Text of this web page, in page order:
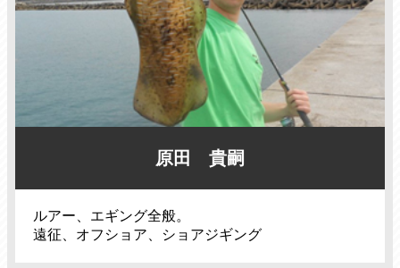
原田 貴嗣
ルアー、エギング全般。
遠征、オフショア、ショアジギング